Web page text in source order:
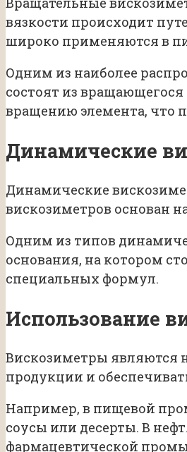
вязкости происходит
широко применяются в
Одним из наиболее
состоят из
вращению элемента, что
Динамические
Динамические
вискозиметров основан
Одним из типов
основания, на котором
специальных формул.
Использование
Вискозиметры являются
продукции и
Например, в пищевой
соусы или десерты. В
фармацевтической